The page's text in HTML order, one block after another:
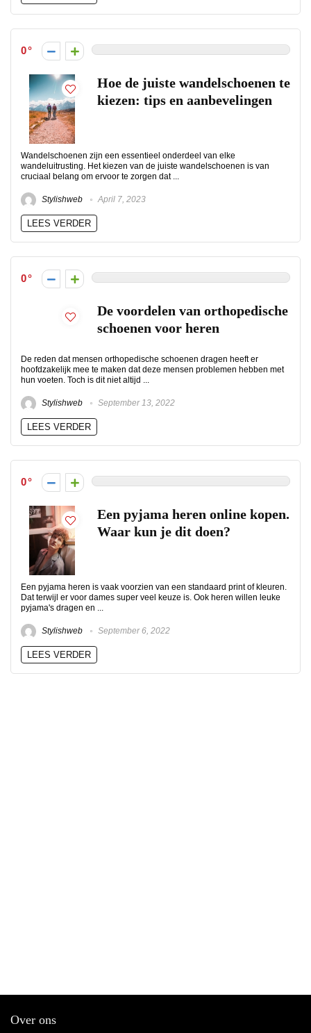
0
Hoe de juiste wandelschoenen te
kiezen: tips en aanbevelingen
Wandelschoenen zijn een essentieel onderdeel van elke
wandeluitrusting. Het kiezen van de juiste wandelschoenen is van
cruciaal belang om ervoor te zorgen dat ...
Stylishweb April 7, 2023
LEES VERDER
0
De voordelen van orthopedische
schoenen voor heren
De reden dat mensen orthopedische schoenen dragen heeft er
hoofdzakelijk mee te maken dat deze mensen problemen hebben met
hun voeten. Toch is dit niet altijd ...
Stylishweb September 13, 2022
LEES VERDER
0
Een pyjama heren online kopen.
Waar kun je dit doen?
Een pyjama heren is vaak voorzien van een standaard print of kleuren.
Dat terwijl er voor dames super veel keuze is. Ook heren willen leuke
pyjama's dragen en ...
Stylishweb September 6, 2022
LEES VERDER
Over ons